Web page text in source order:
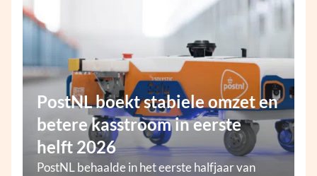
PostNL boekt stabiele omzet en
betere kasstroom in eerste
helft 2026
PostNL behaalde in het eerste halfjaar van